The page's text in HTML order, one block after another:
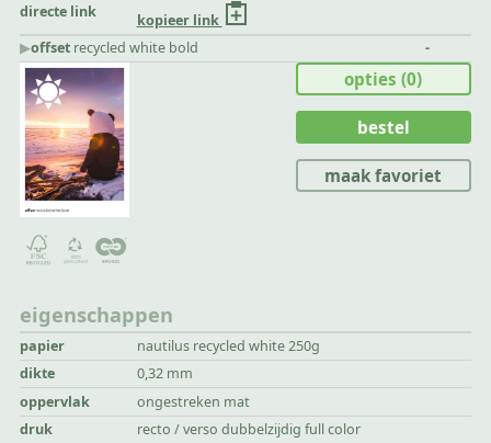
directe link
kopieer link
▶︎offset recycled white bold -
eigenschappen
papier
nautilus recycled white 250g
dikte
0,32 mm
oppervlak
ongestreken mat
druk
recto / verso dubbelzijdig full color
opties(0)
bestel
maak favoriet